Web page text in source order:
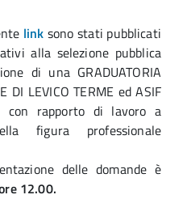
link sono stati pubblicati
alla selezione pubblica
di una GRADUATORIA
DI LEVICO TERME ed ASIF
con rapporto di lavoro a
figura professionale
delle domande è
12.00.